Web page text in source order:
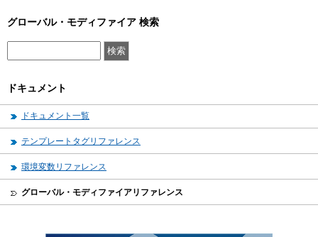
グローバル・モディファイア 検索
ドキュメント
ドキュメント一覧
テンプレートタグリファレンス
環境変数リファレンス
グローバル・モディファイアリファレンス